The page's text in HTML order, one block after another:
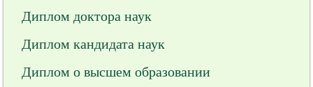
Диплом доктора наук
Диплом кандидата наук
Диплом о высшем образовании